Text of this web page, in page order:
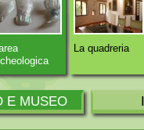
La quadreria
E MUSEO